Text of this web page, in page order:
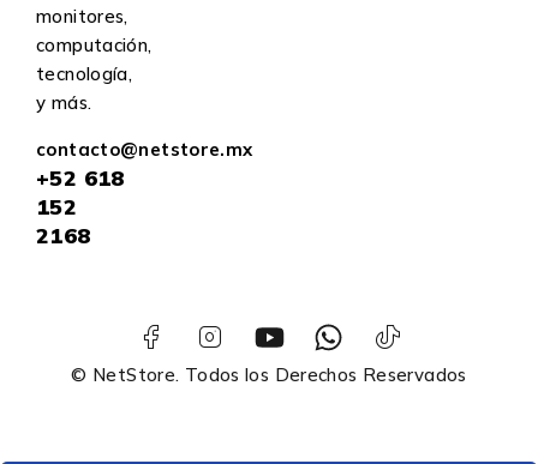
monitores,
computación,
tecnología,
y más.
contacto@netstore.mx
+52 618
152
2168
© NetStore. Todos los Derechos Reservados